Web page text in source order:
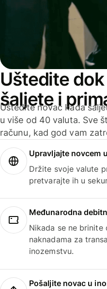
Uštedite
šaljete i
Uštedite novac kada
u više od 40 valuta. Sve
računu, kad god vam
Upravljajte novcem
Držite svoje valute
pretvarajte ih u
Međunarodna
Nikada se ne brinite
naknadama za
inozemstvu.
Pošaljite novac u